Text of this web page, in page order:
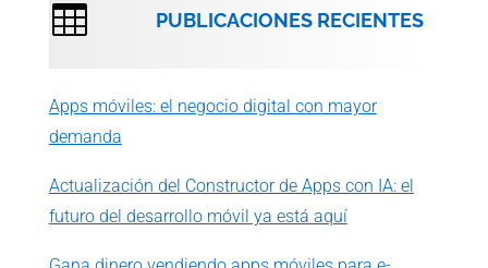
 PUBLICACIONES RECIENTES
Apps móviles: el negocio digital con mayor
demanda
Actualización del Constructor de Apps con IA: el
futuro del desarrollo móvil ya está aquí